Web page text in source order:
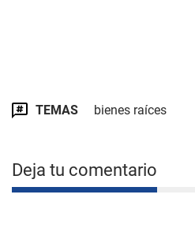
TEMAS bienes raíces
Deja tu comentario